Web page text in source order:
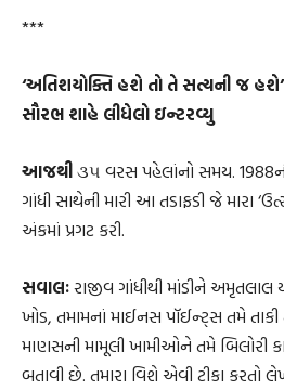
***
‘અતિશયોક્તિ હશે તો તે સત્યની જ
સૌરભ શાહે લીધેલો ઇન્ટરવ્યુ
આજથી૩૫ વરસ પહેલાંનો સમય.
ગાંધી સાથેની મારી આ તડાફડી જે મારા
અંકમાં પ્રગટ કરી.
સવાલઃરાજીવ ગાંધીથી માંડીને અમૃતલાલ
ખોડ, તમામનાં માઈનસ પૉઈન્ટ્સ તમે તાકી
માણસની મામૂલી ખામીઓને તમે બિલોરી
બતાવી છે. તમારા વિશે એવી ટીકા કરતો